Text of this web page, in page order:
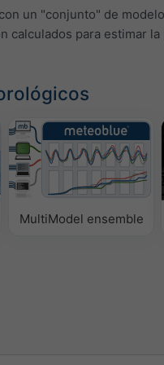
un "conjunto" de
calculados para estimar
MultiModel ensemble